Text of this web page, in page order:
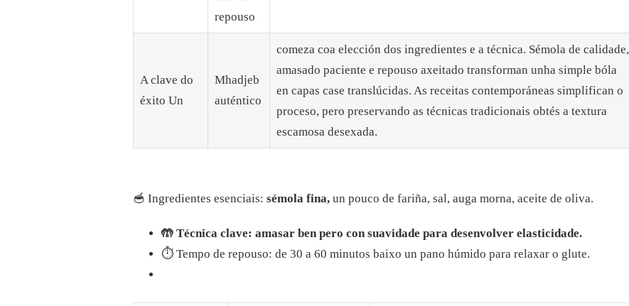
repouso
A clave do
éxito Un
Mhadjeb
auténtico
comeza coa elección dos ingredientes e a técnica. Sémola de calidade,
amasado paciente e repouso axeitado transforman unha simple bóla
en capas case translúcidas. As receitas contemporáneas simplifican o
proceso, pero preservando as técnicas tradicionais obtés a textura
escamosa desexada.
🥣 Ingredientes esenciais: sémola fina, un pouco de fariña, sal, auga morna, aceite de oliva.
🤲 Técnica clave: amasar ben pero con suavidade para desenvolver elasticidade.
⏱️ Tempo de repouso: de 30 a 60 minutos baixo un pano húmido para relaxar o glute.